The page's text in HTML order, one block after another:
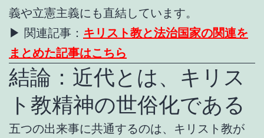
義や立憲主義にも直結しています。
▶ 関連記事： キリスト教と法治国家の関連を
まとめた記事はこちら
結論：近代とは、キリス
ト教精神の世俗化である
五つの出来事に共通するのは、キリスト教が